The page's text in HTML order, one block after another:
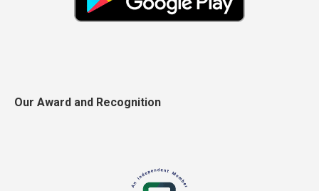
Our Award and Recognition